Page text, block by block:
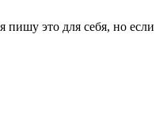
это для себя, но если